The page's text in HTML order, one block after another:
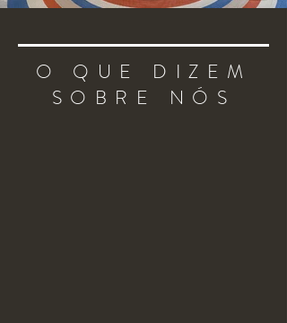
O QUE DIZEM
SOBRE NÓS